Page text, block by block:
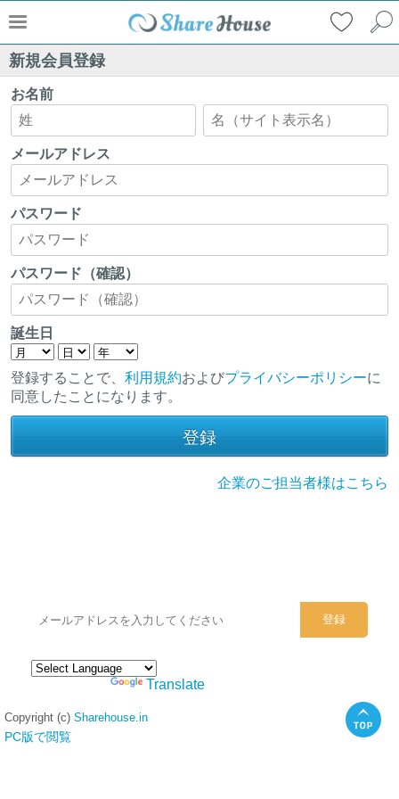
新規会員登録
お名前
メールアドレス
パスワード
パスワード（確認）
誕生日
登録することで、 利用規約およびプライバシーポリシーに
同意したことになります。
企業のご担当者様はこちら
Translate
Copyright (c) Sharehouse.in
PC版で閲覧